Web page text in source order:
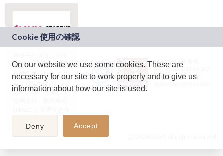
ドコモグループの新
規事業創出プログラ
ム「docomo
STARTUP」を通じて
JASRAC許諾番号：
9024936001Y45037
JASRAC許諾番号：
On our website we use some cookies. These are
necessary for our site to work properly and to give us
information about how our site is used.
Deny Accept